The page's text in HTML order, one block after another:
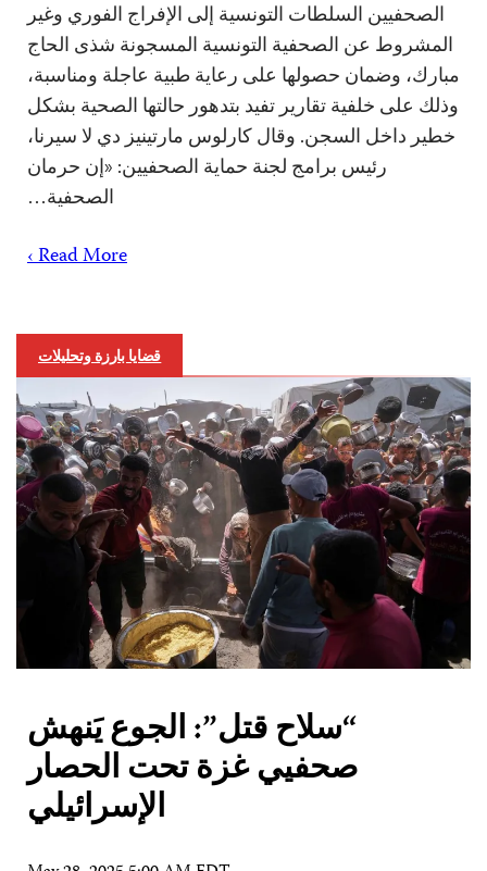
الصحفيين السلطات التونسية إلى الإفراج الفوري وغير
المشروط عن الصحفية التونسية المسجونة شذى الحاج
مبارك، وضمان حصولها على رعاية طبية عاجلة ومناسبة،
وذلك على خلفية تقارير تفيد بتدهور حالتها الصحية بشكل
خطير داخل السجن. وقال كارلوس مارتينيز دي لا سيرنا،
رئيس برامج لجنة حماية الصحفيين: «إن حرمان
الصحفية…
Read More ›
قضايا بارزة وتحليلات
“سلاح قتل”: الجوع يَنهش
صحفيي غزة تحت الحصار
الإسرائيلي